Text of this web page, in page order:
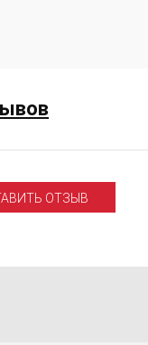
ОТЗЫВ